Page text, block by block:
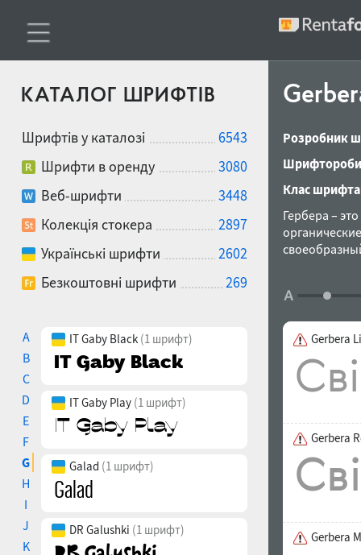
КАТАЛОГ ШРИФТІВ
Шрифтів у каталозі
6543
Шрифти в оренду
3080
Веб-шрифти
3448
Колекція стокера
2897
Українські шрифти
2602
Безкоштовні шрифти
269
A
B
C
D
E
F
G
H
I
J
K
IT Gaby Black (1 шрифт)
IT Gaby Play (1 шрифт)
Galad (1 шрифт)
DR Galushki (1 шрифт)
Розробник
Клас
Гербера –
шрифт
наборов
Гаянэ
Gerbera
Gerbera
Gerbera